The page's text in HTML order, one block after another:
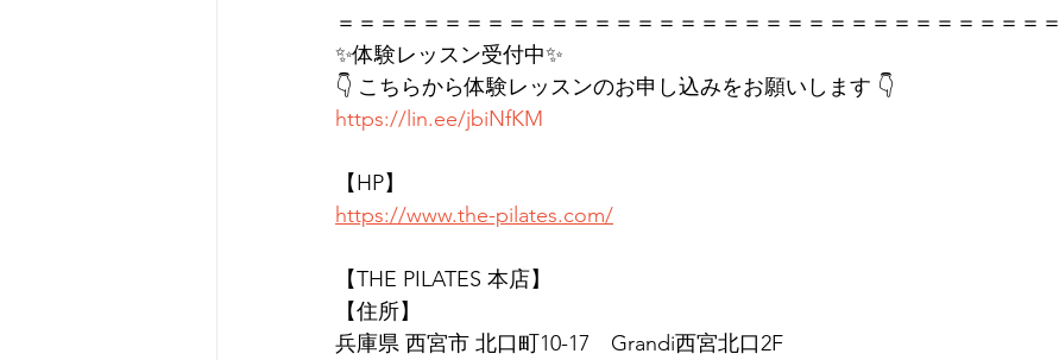
＝＝＝＝＝＝＝＝＝＝＝＝＝＝＝＝＝＝＝＝＝＝＝＝＝＝＝＝＝＝＝＝＝＝
✨体験レッスン受付中✨
👇 こちらから体験レッスンのお申し込みをお願いします 👇
https://lin.ee/jbiNfKM
【HP】
https://www.the-pilates.com/
【THE PILATES 本店】
【住所】
兵庫県 西宮市 北口町10-17　Grandi西宮北口2F